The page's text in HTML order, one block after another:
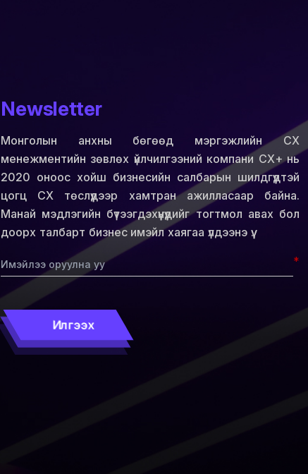
Newsletter
Монголын анхны бөгөөд мэргэжлийн СХ
менежментийн зөвлөх үйлчилгээний компани СХ+ нь
2020 оноос хойш бизнесийн салбарын шилдгүүдтэй
цогц СХ төслүүдээр хамтран ажилласаар байна.
Манай мэдлэгийн бүтээгдэхүүнүүдийг тогтмол авах бол
доорх талбарт бизнес имэйл хаягаа үлдээнэ үү.
*
Илгээх